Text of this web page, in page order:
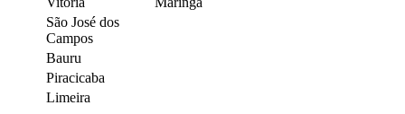
São José dos
Campos
Bauru
Piracicaba
Limeira